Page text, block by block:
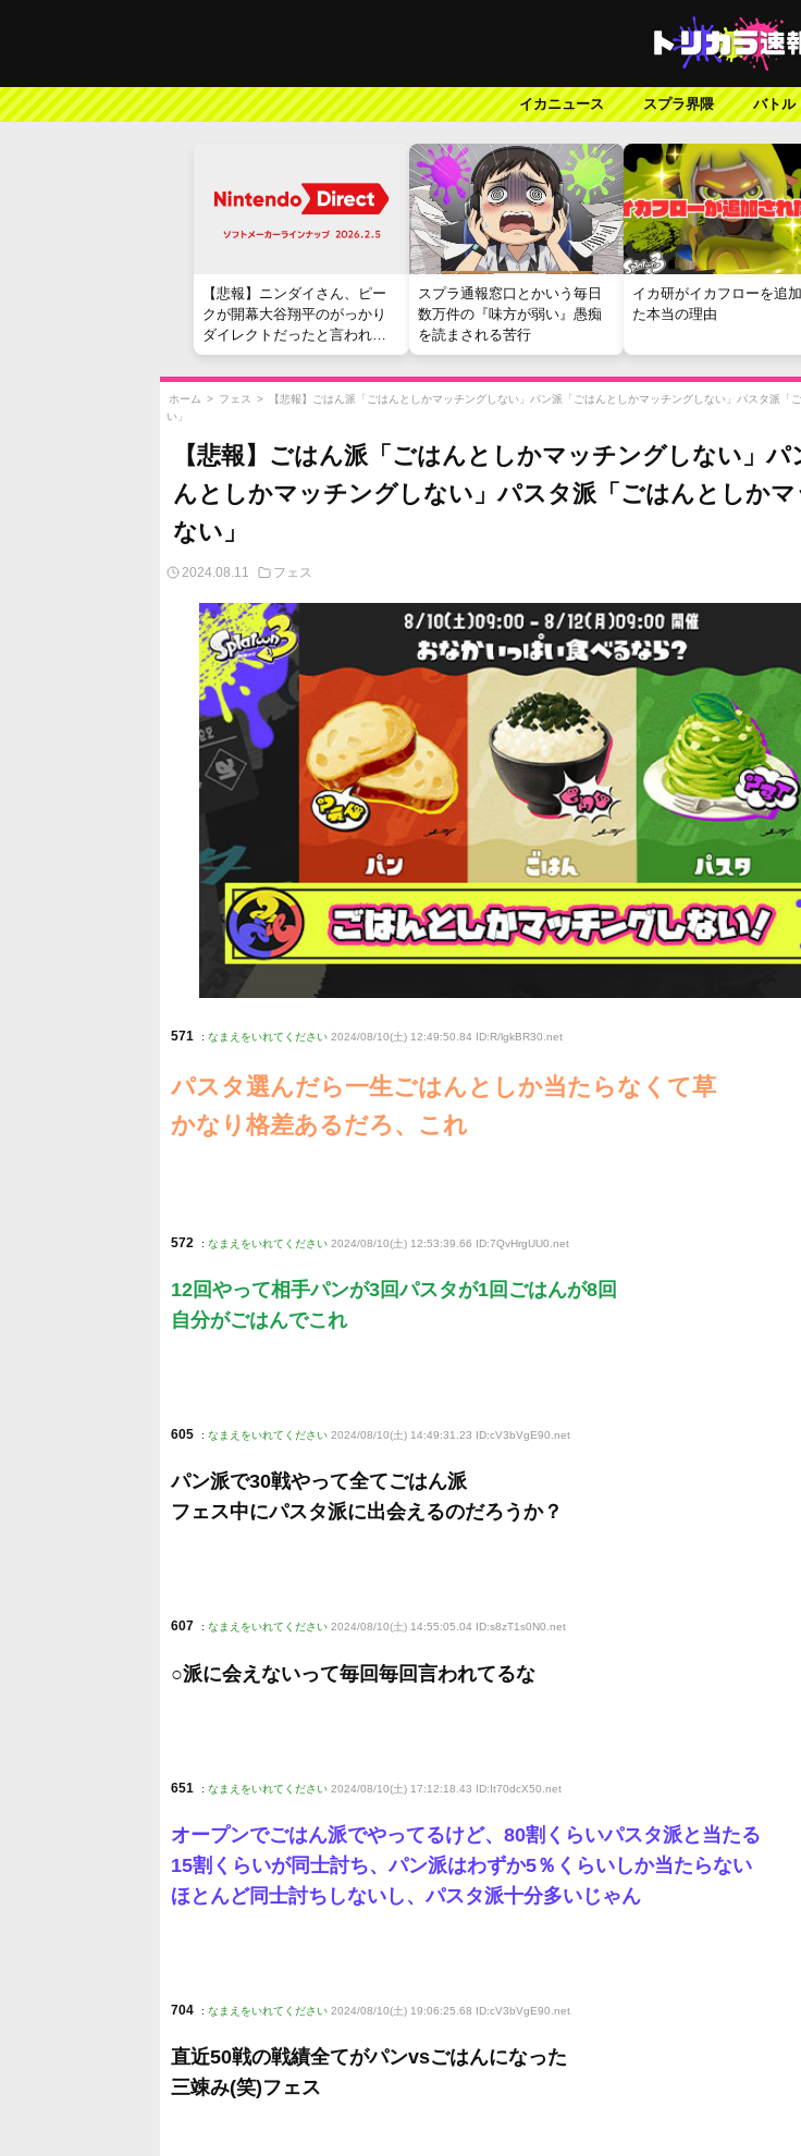
イカニュース スプラ界隈 バトル
【悲報】ニンダイさん、ピー
クが開幕大谷翔平のがっかり
ダイレクトだったと言われて
しまう
スプラ通報窓口とかいう毎日
数万件の『味方が弱い』愚痴
を読まされる苦行
イカ研がイカフローを追
た本当の理由
ホーム > フェス >
【悲報】ごはん派「ごはんとしかマッチングしない」パン派「ごはんとしかマッチングしない」パスタ派「
い」
【悲報】ごはん派「ごはんとしかマッチングしない」パ
んとしかマッチングしない」パスタ派「ごはんとしか
ない」
2024.08.11 フェス
571 : なまえをいれてください 2024/08/10(土) 12:49:50.84 ID:R/lgkBR30 .net
パスタ選んだら一生ごはんとしか当たらなくて草
かなり格差あるだろ、これ
572 : なまえをいれてください 2024/08/10(土) 12:53:39.66 ID:7QvHrgUU0 .net
12回やって相手パンが3回パスタが1回ごはんが8回
自分がごはんでこれ
605 : なまえをいれてください 2024/08/10(土) 14:49:31.23 ID:cV3bVgE90.net
パン派で30戦やって全てごはん派
フェス中にパスタ派に出会えるのだろうか？
607 : なまえをいれてください 2024/08/10(土) 14:55:05.04 ID:s8zT1s0N0.net
○派に会えないって毎回毎回言われてるな
651 : なまえをいれてください 2024/08/10(土) 17:12:18.43 ID:It70dcX50 .net
オープンでごはん派でやってるけど、80割くらいパスタ派と当たる
15割くらいが同士討ち、パン派はわずか5％くらいしか当たらない
ほとんど同士討ちしないし、パスタ派十分多いじゃん
704 : なまえをいれてください 2024/08/10(土) 19:06:25.68 ID:cV3bVgE90 .net
直近50戦の戦績全てがパンvsごはんになった
三竦み(笑)フェス